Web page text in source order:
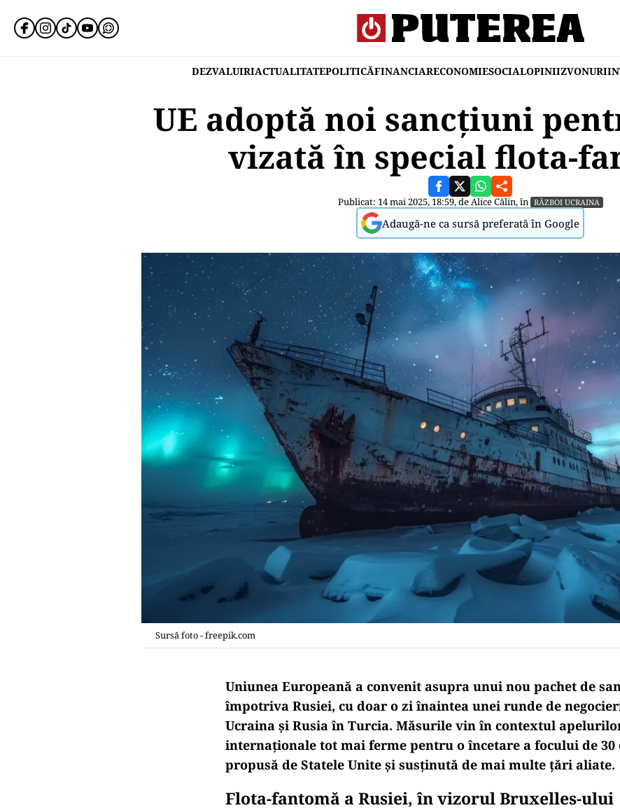
DEZVALUIRIACTUALITATEPOLITICĂFINANCIARECONOMIESOCIALOPINIIZVONURI
UE adoptă noi sancțiuni
vizată în special flota-
Publicat: 14 mai 2025, 18:59, deAlice Călin, în RĂZBOI UCRAINA
Adaugă-ne ca sursă preferată în Google
Sursă foto - freepik.com
Uniunea Europeană a convenit asupra unui nou pachet de
împotriva Rusiei, cu doar o zi înaintea unei runde de
Ucraina și Rusia în Turcia. Măsurile vin în contextul
internaționale tot mai ferme pentru o încetare a focului de 30
propusă de Statele Unite și susținută de mai multe țări aliate.
Flota-fantomă a Rusiei, în vizorul Bruxelles-ului